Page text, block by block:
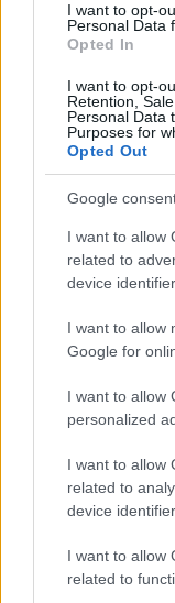
I want to opt-
Personal Data
Opted In
I want to opt-
Retention,
Personal Data
Purposes for
Opted Out
Google
I want to allow
related to
device
I want to allow
Google for
I want to allow
personalized
I want to allow
related to
device
I want to allow
related to
Przed KS
wyjeździe. W 9.
niepowodzeniu w
parkiety. Ich
ITA TOOLS Stal
Pałacem Bydgoszcz
Majki ostatni mecz
gospodyń Niezwykle
Obie drużyny
Metalkas Pałac